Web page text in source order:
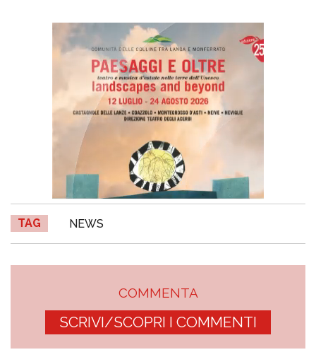
TAG NEWS
COMMENTA
SCRIVI/SCOPRI I COMMENTI